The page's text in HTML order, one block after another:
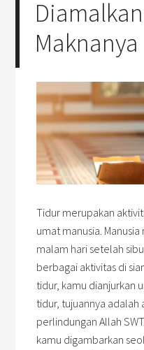
Maknanya
Tidur merupakan
umat manusia.
malam hari setelah
berbagai aktivitas di
tidur, kamu dianjurkan
tidur, tujuannya
perlindungan Allah
kamu digambarkan